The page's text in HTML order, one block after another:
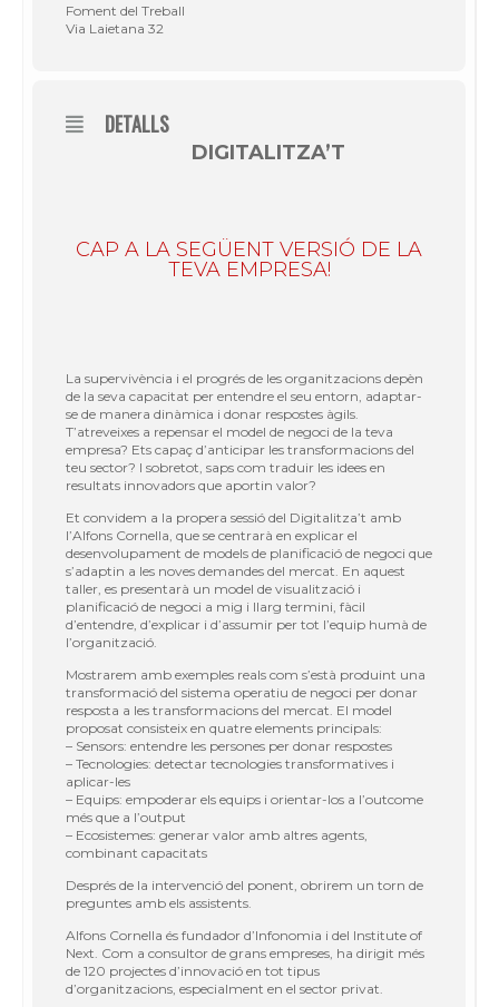
Foment del Treball
Via Laietana 32
DETALLS
DIGITALITZA’T
CAP A LA SEGÜENT VERSIÓ DE LA
TEVA EMPRESA!
La supervivència i el progrés de les organitzacions depèn
de la seva capacitat per entendre el seu entorn, adaptar-
se de manera dinàmica i donar respostes àgils.
T’atreveixes a repensar el model de negoci de la teva
empresa? Ets capaç d’anticipar les transformacions del
teu sector? I sobretot, saps com traduir les idees en
resultats innovadors que aportin valor?
Et convidem a la propera sessió del Digitalitza’t amb
l’Alfons Cornella, que se centrarà en explicar el
desenvolupament de models de planificació de negoci que
s’adaptin a les noves demandes del mercat. En aquest
taller, es presentarà un model de visualització i
planificació de negoci a mig i llarg termini, fàcil
d’entendre, d’explicar i d’assumir per tot l’equip humà de
l’organització.
Mostrarem amb exemples reals com s’està produint una
transformació del sistema operatiu de negoci per donar
resposta a les transformacions del mercat. El model
proposat consisteix en quatre elements principals:
– Sensors: entendre les persones per donar respostes
– Tecnologies: detectar tecnologies transformatives i
aplicar-les
– Equips: empoderar els equips i orientar-los a l’outcome
més que a l’output
– Ecosistemes: generar valor amb altres agents,
combinant capacitats
Després de la intervenció del ponent, obrirem un torn de
preguntes amb els assistents.
Alfons Cornella és fundador d’Infonomia i del Institute of
Next. Com a consultor de grans empreses, ha dirigit més
de 120 projectes d’innovació en tot tipus
d’organitzacions, especialment en el sector privat.